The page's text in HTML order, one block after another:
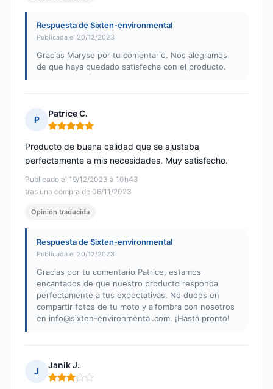
Respuesta de Sixten-environmental
Publicada el 20/12/2023
Gracias Maryse por tu comentario. Nos alegramos
de que haya quedado satisfecha con el producto.
P
Patrice C.
Nota: 5 de 5
Publicado el 19/12/2023 à 10h43
tras una compra de 06/11/2023
Producto de buena calidad que se ajustaba
perfectamente a mis necesidades. Muy satisfecho.
Opinión traducida
Respuesta de Sixten-environmental
Publicada el 20/12/2023
Gracias por tu comentario Patrice, estamos
encantados de que nuestro producto responda
perfectamente a tus expectativas. No dudes en
compartir fotos de tu moto y alfombra con nosotros
en info@sixten-environmental.com. ¡Hasta pronto!
J
Janik J.
Nota: 3 de 5